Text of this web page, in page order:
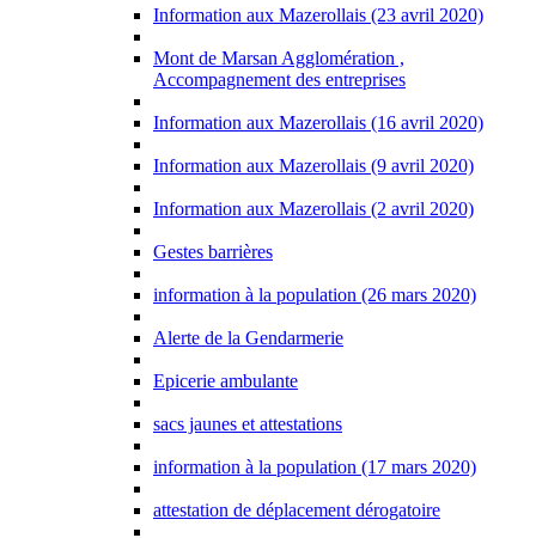
Information aux Mazerollais (23 avril 2020)
Mont de Marsan Agglomération ,
Accompagnement des entreprises
Information aux Mazerollais (16 avril 2020)
Information aux Mazerollais (9 avril 2020)
Information aux Mazerollais (2 avril 2020)
Gestes barrières
information à la population (26 mars 2020)
Alerte de la Gendarmerie
Epicerie ambulante
sacs jaunes et attestations
information à la population (17 mars 2020)
attestation de déplacement dérogatoire